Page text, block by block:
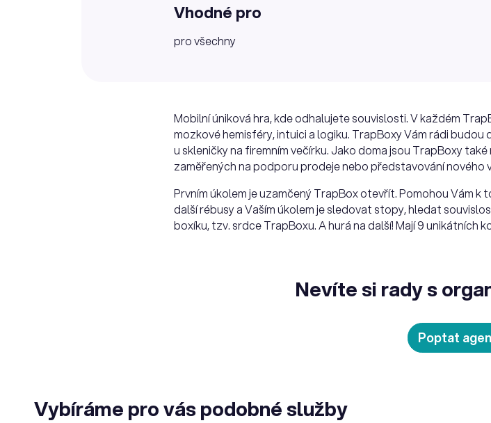
Vhodné pro
pro všechny
Mobilní úniková hra, kde odhalujete souvislosti. V každém
mozkové hemisféry, intuici a logiku. TrapBoxy Vám rádi
u skleničky na firemním večírku. Jako doma jsou TrapBoxy
zaměřených na podporu prodeje nebo představování nového
Prvním úkolem je uzamčený TrapBox otevřít. Pomohou Vám
další rébusy a Vaším úkolem je sledovat stopy, hledat
boxíku, tzv. srdce TrapBoxu. A hurá na další! Mají 9 unikátních
Nevíte si rady s
Poptat
Vybíráme pro vás podobné služby